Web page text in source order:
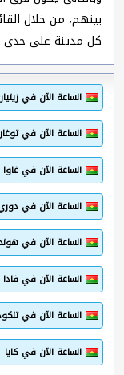
بينهم، من خلال
كل مدينة على حدى
الساعة الآن في
الساعة الآن في
الساعة الآن في غاوا
الساعة الآن في
الساعة الآن في
الساعة الآن في فادا
الساعة الآن في
الساعة الآن في كايا